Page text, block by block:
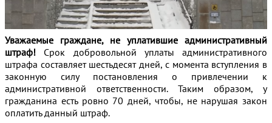
Уважаемые граждане, не уплатившие административный
штраф! Срок добровольной уплаты административного
штрафа составляет шестьдесят дней, с момента вступления в
законную силу постановления о привлечении к
административной ответственности. Таким образом, у
гражданина есть ровно 70 дней, чтобы, не нарушая закон
оплатить данный штраф.